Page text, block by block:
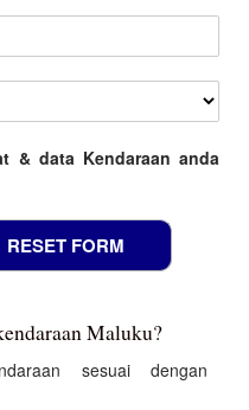
& data Kendaraan anda
Maluku?
sesuai dengan